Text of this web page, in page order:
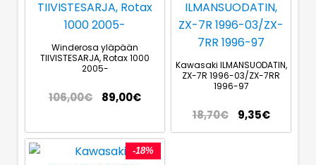
Winderosa yläpään
TIIVISTESARJA, Rotax 1000
2005-
106,00€ 89,00€
Kawasaki ILMANSUODATIN,
ZX-7R 1996-03/ZX-7RR
1996-97
18,70€ 9,35€
-18%